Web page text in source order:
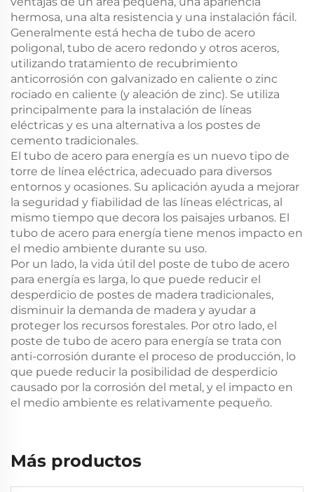
hermosa, una alta resistencia y una instalación fácil.
Generalmente está hecha de tubo de acero
poligonal, tubo de acero redondo y otros aceros,
utilizando tratamiento de recubrimiento
anticorrosión con galvanizado en caliente o zinc
rociado en caliente (y aleación de zinc). Se utiliza
principalmente para la instalación de líneas
eléctricas y es una alternativa a los postes de
cemento tradicionales.
El tubo de acero para energía es un nuevo tipo de
torre de línea eléctrica, adecuado para diversos
entornos y ocasiones. Su aplicación ayuda a mejorar
la seguridad y fiabilidad de las líneas eléctricas, al
mismo tiempo que decora los paisajes urbanos. El
tubo de acero para energía tiene menos impacto en
el medio ambiente durante su uso.
Por un lado, la vida útil del poste de tubo de acero
para energía es larga, lo que puede reducir el
desperdicio de postes de madera tradicionales,
disminuir la demanda de madera y ayudar a
proteger los recursos forestales. Por otro lado, el
poste de tubo de acero para energía se trata con
anti-corrosión durante el proceso de producción, lo
que puede reducir la posibilidad de desperdicio
causado por la corrosión del metal, y el impacto en
el medio ambiente es relativamente pequeño.
Más productos